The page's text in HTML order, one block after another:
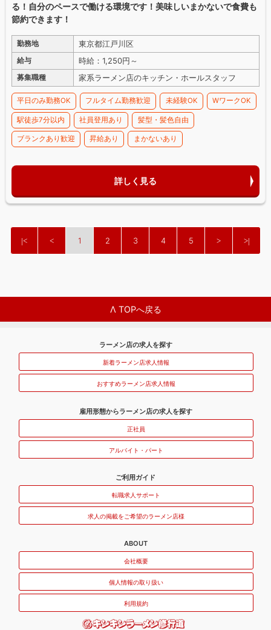
る！自分のペースで働ける環境です！美味しいまかないで食費も
節約できます！
勤務地 東京都江戸川区
給与 時給：1,250円～
募集職種 家系ラーメン店のキッチン・ホールスタッフ
平日のみ勤務OK フルタイム勤務歓迎 未経験OK WワークOK
駅徒歩7分以内 社員登用あり 髪型・髪色自由
ブランクあり歓迎 昇給あり まかないあり
詳しく見る
1 2 3 4 5
Λ TOPへ戻る
ラーメン店の求人を探す
新着ラーメン店求人情報
おすすめラーメン店求人情報
雇用形態からラーメン店の求人を探す
正社員
アルバイト・パート
ご利用ガイド
転職求人サポート
求人の掲載をご希望のラーメン店様
ABOUT
会社概要
個人情報の取り扱い
利用規約